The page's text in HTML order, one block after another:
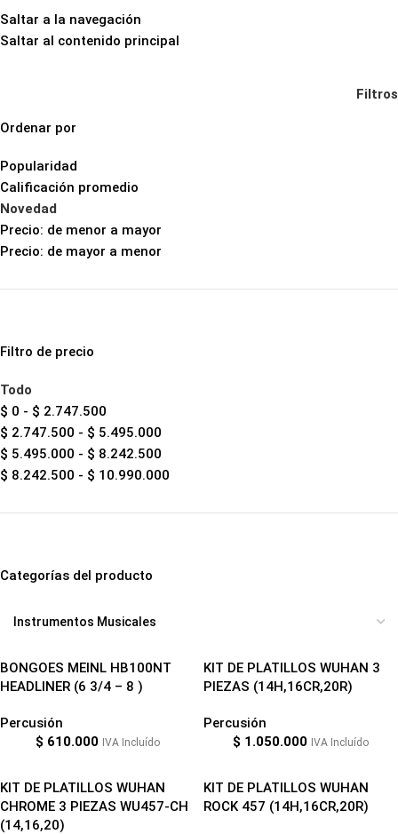
Saltar a la navegación
Saltar al contenido principal
Instrumentos Musicales
Filtros
Ordenar por
Popularidad
Calificación promedio
Novedad
Precio: de menor a mayor
Precio: de mayor a menor
Filtro de precio
Todo
$ 0 - $ 2.747.500
$ 2.747.500 - $ 5.495.000
$ 5.495.000 - $ 8.242.500
$ 8.242.500 - $ 10.990.000
Categorías del producto
BONGOES MEINL HB100NT
HEADLINER (6 3/4 – 8 )
Percusión
$ 610.000 IVA Incluído
KIT DE PLATILLOS WUHAN 3
PIEZAS (14H,16CR,20R)
Percusión
$ 1.050.000 IVA Incluído
KIT DE PLATILLOS WUHAN
CHROME 3 PIEZAS WU457-CH
(14,16,20)
KIT DE PLATILLOS WUHAN
ROCK 457 (14H,16CR,20R)